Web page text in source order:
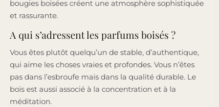
bougies boisées créent une atmosphère sophistiquée
et rassurante.
A qui s’adressent les parfums boisés ?
Vous êtes plutôt quelqu’un de stable, d’authentique,
qui aime les choses vraies et profondes. Vous n’êtes
pas dans l’esbroufe mais dans la qualité durable. Le
bois est aussi associé à la concentration et à la
méditation.